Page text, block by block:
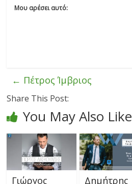
Μου αρέσει αυτό:
← Πέτρος Ίμβριος
Share This Post:
You May Also Like
Γιώργος
Δημήτρης